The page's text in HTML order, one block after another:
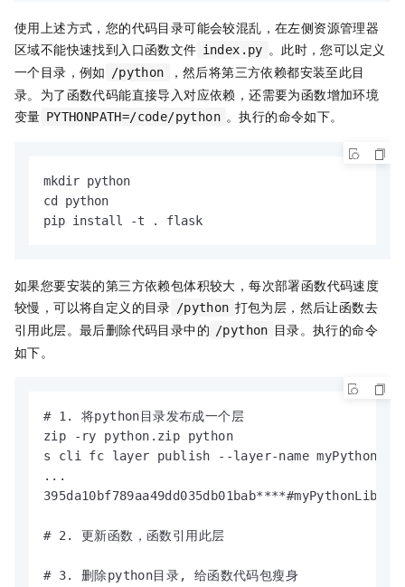
使用上述方式，您的代码目录可能会较混乱，在左侧资源管理器
区域不能快速找到入口函数文件 index.py 。此时，您可以定义
一个目录，例如
/python
，然后将第三方依赖都安装至此目
录。为了函数代码能直接导入对应依赖，还需要为函数增加环境
变量 PYTHONPATH=/code/python 。执行的命令如下。
mkdir python
cd python
pip install -t . flask
如果您要安装的第三方依赖包体积较大，每次部署函数代码速度
较慢，可以将自定义的目录 /python 打包为层，然后让函数去
引用此层。最后删除代码目录中的 /python 目录。执行的命令
如下。
# 1. 将python目录发布成一个层
zip -ry python.zip python
s cli fc layer publish --layer-name
...
# 2. 更新函数，函数引用此层
# 3. 删除python目录, 给函数代码包瘦身